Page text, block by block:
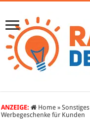
ANZEIGE: Home » Sonstiges
Werbegeschenke für Kunden